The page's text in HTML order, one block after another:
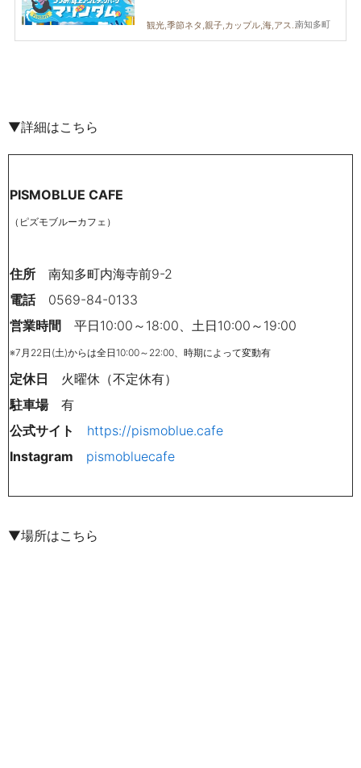
南知多町
観光,季節ネタ,親子,カップル,海,アスレチック
▼詳細はこちら
PISMOBLUE CAFE
（ピズモブルーカフェ）
住所 南知多町内海寺前9-2
電話0569-84-0133
営業時間 平日10:00 ～ 18:00、土日10:00 ～19:00
※7月22日(土)からは全日10:00～22:00、 時期によって変動有
定休日 火曜休（不定休有）
駐車場有
公式サイト
https://pismoblue.cafe
Instagram
pismobluecafe
▼場所はこちら